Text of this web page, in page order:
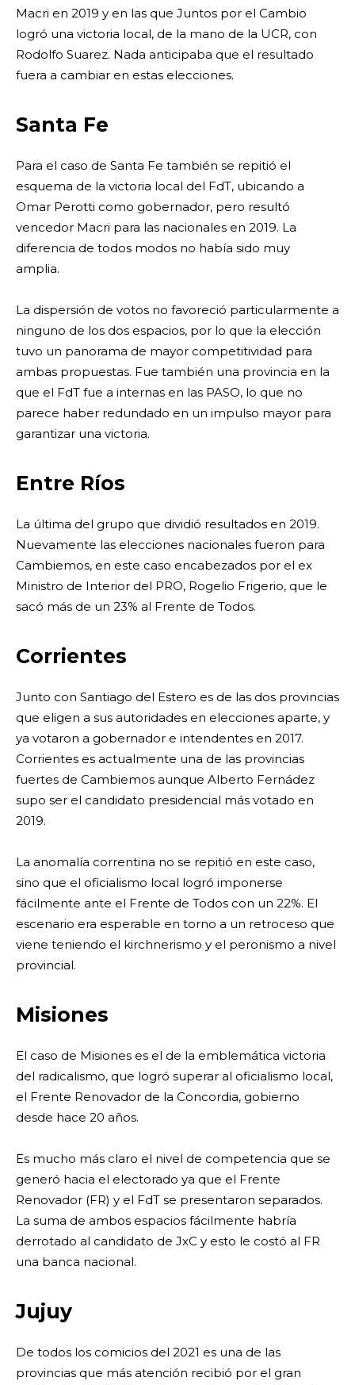
Macri en 2019 y en las que Juntos por el Cambio
logró una victoria local, de la mano de la UCR, con
Rodolfo Suarez. Nada anticipaba que el resultado
fuera a cambiar en estas elecciones.
Santa Fe
Para el caso de Santa Fe también se repitió el
esquema de la victoria local del FdT, ubicando a
Omar Perotti como gobernador, pero resultó
vencedor Macri para las nacionales en 2019. La
diferencia de todos modos no había sido muy
amplia.
La dispersión de votos no favoreció particularmente a
ninguno de los dos espacios, por lo que la elección
tuvo un panorama de mayor competitividad para
ambas propuestas. Fue también una provincia en la
que el FdT fue a internas en las PASO, lo que no
parece haber redundado en un impulso mayor para
garantizar una victoria.
Entre Ríos
La última del grupo que dividió resultados en 2019.
Nuevamente las elecciones nacionales fueron para
Cambiemos, en este caso encabezados por el ex
Ministro de Interior del PRO, Rogelio Frigerio, que le
sacó más de un 23% al Frente de Todos.
Corrientes
Junto con Santiago del Estero es de las dos provincias
que eligen a sus autoridades en elecciones aparte, y
ya votaron a gobernador e intendentes en 2017.
Corrientes es actualmente una de las provincias
fuertes de Cambiemos aunque Alberto Fernádez
supo ser el candidato presidencial más votado en
2019.
La anomalía correntina no se repitió en este caso,
sino que el oficialismo local logró imponerse
fácilmente ante el Frente de Todos con un 22%. El
escenario era esperable en torno a un retroceso que
viene teniendo el kirchnerismo y el peronismo a nivel
provincial.
Misiones
El caso de Misiones es el de la emblemática victoria
del radicalismo, que logró superar al oficialismo local,
el Frente Renovador de la Concordia, gobierno
desde hace 20 años.
Es mucho más claro el nivel de competencia que se
generó hacia el electorado ya que el Frente
Renovador (FR) y el FdT se presentaron separados.
La suma de ambos espacios fácilmente habría
derrotado al candidato de JxC y esto le costó al FR
una banca nacional.
Jujuy
De todos los comicios del 2021 es una de las
provincias que más atención recibió por el gran